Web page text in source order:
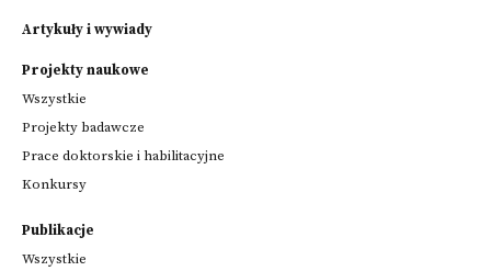
Artykuły i wywiady
Projekty naukowe
Wszystkie
Projekty badawcze
Prace doktorskie i habilitacyjne
Konkursy
Publikacje
Wszystkie